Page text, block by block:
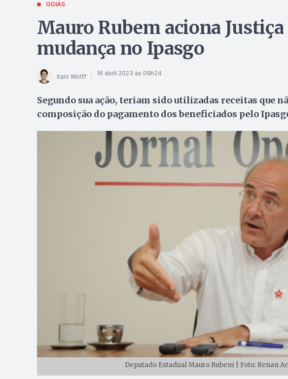
GOIÁS
Mauro Rubem aciona
mudança no Ipasgo
Italo Wolff 16 abril 2023 às 09h24
Segundo sua ação, teriam sido utilizadas receitas que
composição do pagamento dos beneficiados pelo
Deputado Estadual Mauro Rubem | Foto: Renan